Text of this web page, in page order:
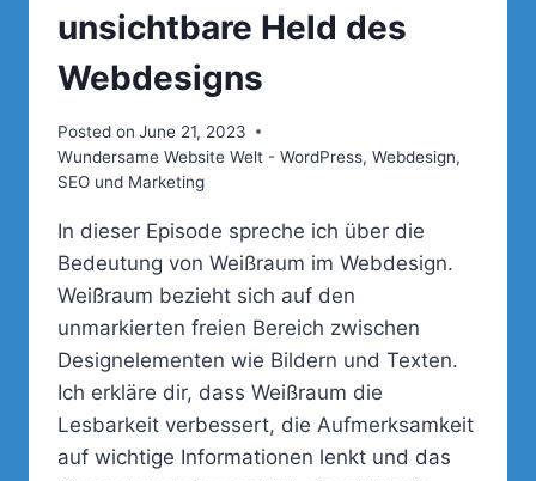
unsichtbare Held des
Webdesigns
Posted on June 21, 2023
Wundersame Website Welt - WordPress, Webdesign,
SEO und Marketing
In dieser Episode spreche ich über die
Bedeutung von Weißraum im Webdesign.
Weißraum bezieht sich auf den
unmarkierten freien Bereich zwischen
Designelementen wie Bildern und Texten.
Ich erkläre dir, dass Weißraum die
Lesbarkeit verbessert, die Aufmerksamkeit
auf wichtige Informationen lenkt und das